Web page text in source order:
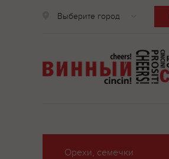
Выберите город
Орехи, семечки